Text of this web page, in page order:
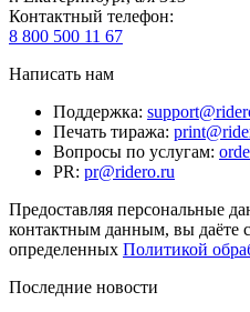
Контактный телефон:
8 800 500 11 67
Написать нам
Поддержка:
Печать тиража:
Вопросы по услугам:
PR: pr@ridero.ru
Предоставляя персональные
контактным данным, вы даёте
определенных Политикой
Последние новости